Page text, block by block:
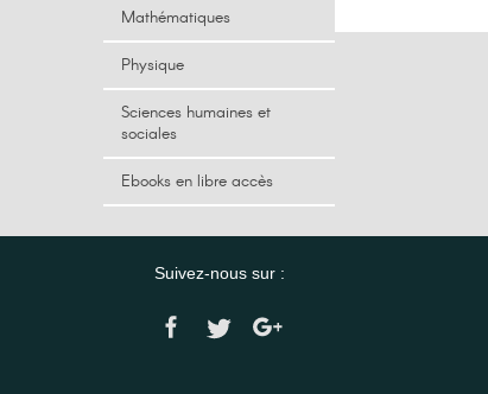
Mathématiques
Physique
Sciences humaines et
sociales
Ebooks en libre accès
Suivez-nous sur :